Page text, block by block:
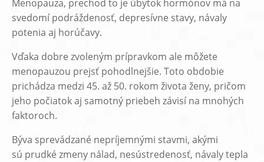
Menopauza, prechod to je úbytok hormónov má na
svedomí podráždenosť, depresívne stavy, návaly
potenia aj horúčavy.
Vďaka dobre zvoleným prípravkom ale môžete
menopauzou prejsť pohodlnejšie. Toto obdobie
prichádza medzi 45. až 50. rokom života ženy, pričom
jeho počiatok aj samotný priebeh závisí na mnohých
faktoroch.
Býva sprevádzané nepríjemnými stavmi, akými
sú prudké zmeny nálad, nesústredenosť, návaly tepla